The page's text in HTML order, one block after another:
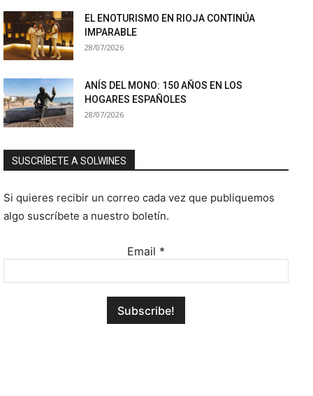
EL ENOTURISMO EN RIOJA CONTINÚA
IMPARABLE
28/07/2026
ANÍS DEL MONO: 150 AÑOS EN LOS
HOGARES ESPAÑOLES
28/07/2026
SUSCRÍBETE A SOLWINES
Si quieres recibir un correo cada vez que publiquemos
algo suscríbete a nuestro boletín.
Email *